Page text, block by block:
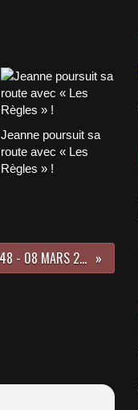
Jeanne poursuit sa
route avec « Les
Règles » !
LE TOP 25 MUSICNATION N°248 - 08 MARS 2020